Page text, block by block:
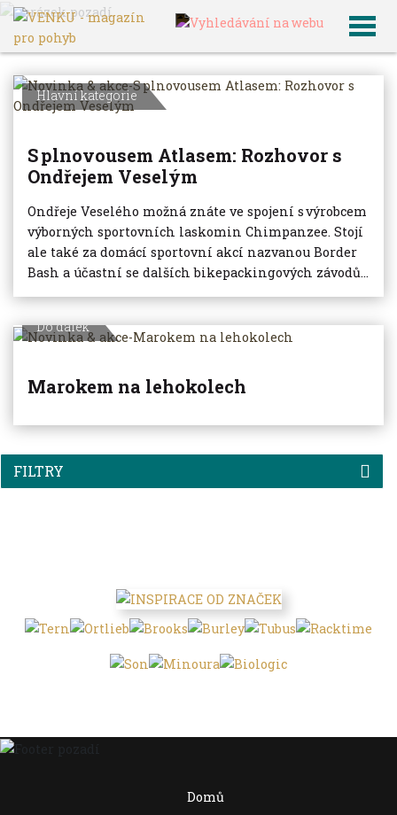
VENKU Archiv článků
FILTRY
Hlavní kategorie
S plnovousem Atlasem: Rozhovor s
Ondřejem Veselým
Ondřeje Veselého možná znáte ve spojení s výrobcem
výborných sportovních laskomin Chimpanzee. Stojí
ale také za domácí sportovní akcí nazvanou Border
Bash a účastní se dalších bikepackingových závodů...
Do dálek
Marokem na lehokolech
Domů